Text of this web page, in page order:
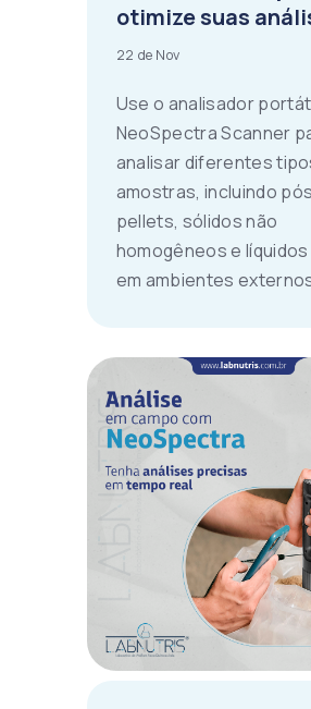
otimize suas
22 de Nov
Use o analisador
NeoSpectra Scanner
analisar diferentes
amostras, incluindo
pellets, sólidos não
homogêneos e
em ambientes